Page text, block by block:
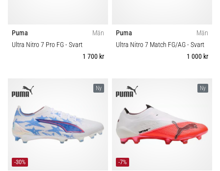
de
nya
fotbollsskorna
precision,
kontroll
och
kraft
varje
Puma
Män
Ultra Nitro 7 Pro FG- Svart
1 700 kr
Puma
Män
Ultra Nitro 7 Match FG/AG- Svart
1 000 kr
Ny
-30%
Ny
-7%